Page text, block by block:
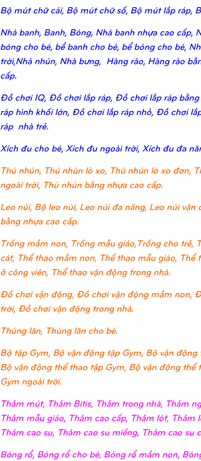
Bộ mút chữ cái, Bộ mút chữ số, Bộ mút lắp ráp,
Nhà banh, Banh, Bóng, Nhà banh nhựa cao cấp,
bóng cho bé, bể banh cho bé, bể bóng cho bé,
trời,Nhà nhún, Nhà bưng, Hàng rào, Hàng rào
cấp.
Đồ chơi IQ, Đồ chơi lắp ráp, Đồ chơi lắp ráp
ráp hình khối lớn, Đồ chơi lắp ráp nhỏ, Đồ chơi
ráp nhà trẻ.
Xích đu cho bé, Xích đu ngoài trời, Xích đu đa
Thú nhún, Thú nhún lò xo, Thú nhún lò xo đơn,
ngoài trời, Thú nhún bằng nhựa cao cấp.
Leo núi, Bộ leo núi, Leo núi đa năng, Leo núi
bằng nhựa cao cấp.
Trống mầm non, Trống mẫu giáo,Trống cho
cát, Thể thao mầm non, Thể thao mẫu giáo,
ở công viên, Thể thao vận động trong nhà.
Đồ chơi vận động, Đồ chơi vận động mầm non,
trời, Đồ chơi vận động trong nhà.
Thùng lăn, Thùng lăn cho bé.
Bộ tập Gym, Bộ vận động tập Gym, Bộ vận
Bộ vận động thể thao tập Gym, Bộ vận động
Gym ngoài trời.
Thảm mút, Thảm Bitis, Thảm trong nhà, Thảm
Thảm mẫu giáo, Thảm cao cấp, Thảm lót,
Thảm cao su, Thảm cao su miếng, Thảm cao su
Bóng rổ, Bóng rổ cho bé, Bóng rổ mầm non,